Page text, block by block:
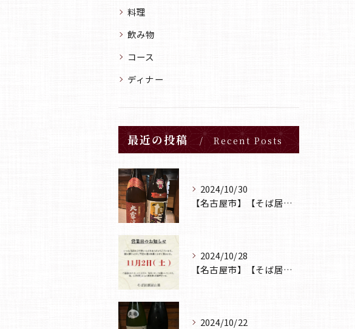
料理
飲み物
コース
ディナー
最近の投稿 Recent Posts
2024/10/30
【名古屋市】【そば居酒屋山葵】【日本酒】
2024/10/28
【名古屋市】【そば居酒屋山葵】【営業日のお知らせ】
2024/10/22